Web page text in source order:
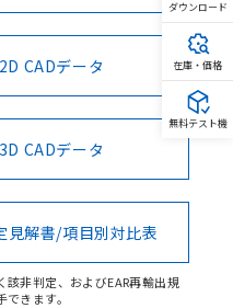
2D CADデータ
3D CADデータ
見解書/項目別対比表
該非判定、およびEAR再輸出規
きます。
ダウンロード
在庫・価格
無料テスト機